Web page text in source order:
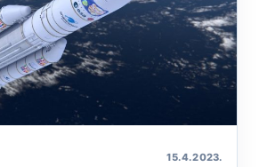
15. 4. 2023.